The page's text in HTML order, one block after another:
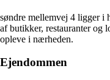
søndre mellemvej 4 ligger i
af butikker, restauranter og
opleve i nærheden.
Ejendommen